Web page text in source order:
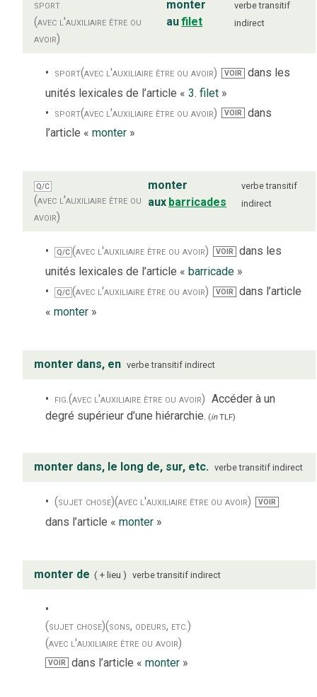
sport
(avec l'auxiliaire être ou
avoir)
monter
aufilet
verbe transitif
indirect
sport(avec l'auxiliaire être ou avoir) VOIR dans les
unités lexicales de l’article « 3. filet »
sport(avec l'auxiliaire être ou avoir) VOIR
dans
l’article « monter »
Q/C
(avec l'auxiliaire être ou
avoir)
monter
aux barricades
verbe transitif
indirect
Q/C (avec l'auxiliaire être ou avoir) VOIR
dans les
unités lexicales de l’article « barricade »
Q/C (avec l'auxiliaire être ou avoir) VOIR
dans l’article
« monter »
monter dans, en verbe transitif indirect
fig.(avec l'auxiliaire être ou avoir) Accéder à un
degré supérieur d’une hiérarchie. (inTLF)
monter dans, le long de, sur, etc. verbe transitif indirect
(sujet chose)(avec l'auxiliaire être ou avoir) VOIR
dans l’article « monter »
monter de + lieu verbe transitif indirect
(sujet chose)(sons, odeurs, etc.)
(avec l'auxiliaire être ou avoir)
VOIR dans l’article «monter »